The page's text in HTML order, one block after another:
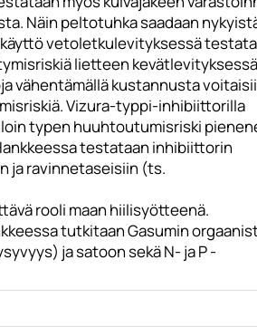
Näin peltotuhka saadaan
vetoletkulevityksessä
lietteen
vähentämällä kustannusta
Vizura-typpi-inhibiittorilla
typen huuhtoutumisriski
testataan inhibiittorin
ja ravinnetaseisiin (ts.
rooli maan hiilisyötteenä.
tutkitaan Gasumin
ja satoon sekä N- ja P -